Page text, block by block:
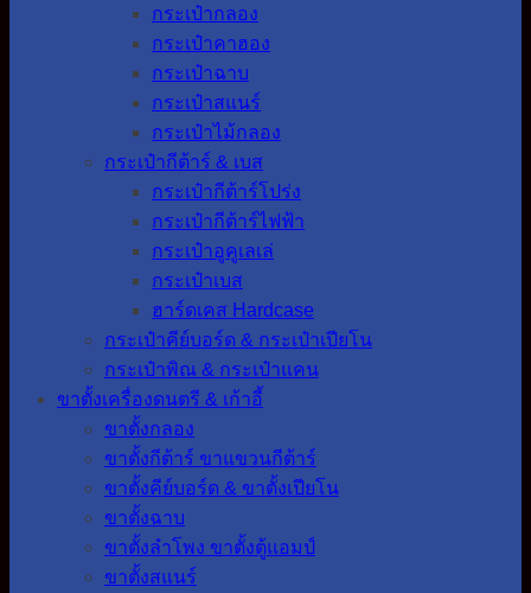
กระเป๋ากลอง
กระเป๋าคาฮอง
กระเป๋าฉาบ
กระเป๋าสแนร์
กระเป๋าไม้กลอง
กระเป๋ากีต้าร์ & เบส
กระเป๋ากีต้าร์โปร่ง
กระเป๋ากีต้าร์ไฟฟ้า
กระเป๋าอูคูเลเล่
กระเป๋าเบส
ฮาร์ดเคส Hardcase
กระเป๋าคีย์บอร์ด & กระเป๋าเปียโน
กระเป๋าพิณ & กระเป๋าแคน
ขาตั้งเครื่องดนตรี & เก้าอี้
ขาตั้งกลอง
ขาตั้งกีต้าร์ ขาแขวนกีต้าร์
ขาตั้งคีย์บอร์ด & ขาตั้งเปียโน
ขาตั้งฉาบ
ขาตั้งลำโพง ขาตั้งตู้แอมป์
ขาตั้งสแนร์